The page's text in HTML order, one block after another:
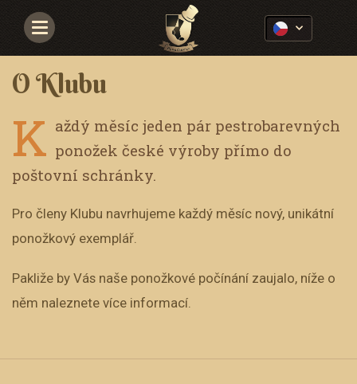
Navigace
O Klubu
K aždý měsíc jeden pár pestrobarevných
ponožek české výroby přímo do
poštovní schránky.
Pro členy Klubu navrhujeme každý měsíc nový, unikátní
ponožkový exemplář.
Pakliže by Vás naše ponožkové počínání zaujalo, níže o
něm naleznete více informací.